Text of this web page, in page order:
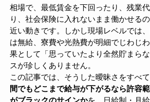
相場で、最低賃金を下回ったり、残業
り、社会保険に入れないまま働かせる
近い動きです。しかし現場レベルでは
は無給、寮費や光熱費が明細でじわじ
果として「思っていたより全然貯まら
スが珍しくありません。
この記事では、そうした曖昧さをすべて
間でもどこまで給与が下がるなら許容
がブラックのサインかを、日給制・月